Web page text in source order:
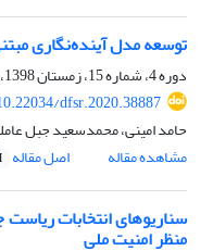
توسعه مدل آینده‌نگاری
دوره 4، شماره 15، زمستان 1398، صفحه
dfsr.2020.38887
حامد امینی، محمدسعید جبل
مشاهده مقاله
اصل مقاله
منظر امنیت ملی